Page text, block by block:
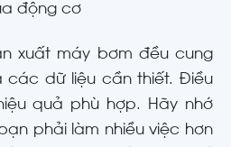
động cơ
xuất máy bơm đều cung
dữ liệu cần thiết. Điều
quả phù hợp. Hãy nhớ
phải làm nhiều việc hơn